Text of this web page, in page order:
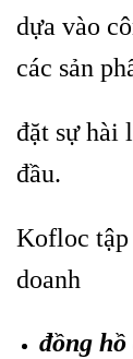
dựa vào
các sản
đặt sự hài
đầu.
Kofloc tập
doanh
đồng